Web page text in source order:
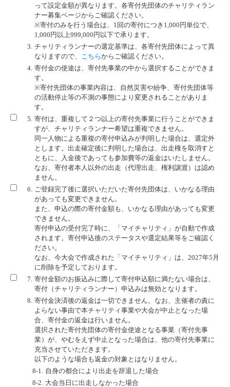
って設定金額が異なります。各寄付先団体のチャリティラン
ナー募集ページからご確認ください。
※寄付のみを行う場合は、1回の寄付につき1,000円単位で、
1,000円以上999,000円以下で承ります。
3. チャリティランナーの選定基準は、各寄付先団体によって異
なりますので、 こちらからご確認ください。
4. 寄付金の使途は、寄付先事業の中から選択することができま
す。
※寄付先団体の事業内容は、自然災害や紛争、寄付先団体等
の活動停止等の不測の事態により変更されることがありま
す。
5. 寄付は、重複して２つ以上の寄付先事業に行うことができま
すが、チャリティランナー希望は重複できません。
同一人物による重複の寄付申込みが判明した場合は、選定外
とします。出走確定後に判明した場合は、出走権を取消すと
ともに、入金後であっても参加費等の返金はいたしません。
なお、寄付者本人以外の出走（代理出走、権利譲渡）は認め
ません。
6. ご登録完了後に選択いただいた寄付先団体は、いかなる理由
があっても変更できません。
また、申込の際の寄付金額も、いかなる理由があっても変更
できません。
寄付申込の受付完了時に、「マイチャリティ」が自動で作成
されます。寄付申込後のステータスや選定結果等をご確認く
ださい。
なお、今大会で作成された「マイチャリティ」は、2027年5月
に削除を予定しております。
7. 寄付金額のお振込みに際して寄付申込額に満たない場合は、
寄付（チャリティランナー）申込みは無効となります。
8. 寄付金決済後の返金は一切できません。なお、主催者の責に
よらない事由で本チャリティ事業や大会が中止となった場
合、寄付金の返金は行いません。
選択された寄付先団体の寄付金使途となる事業（寄付先事
業）が、やむをえず中止となった場合は、他の寄付先事業に
充当させていただきます。
以下のような場合も返金の対象とはなりません。
8-1. 自身の都合により出走を辞退した場合
8-2. 大会当日に出走しなかった場合